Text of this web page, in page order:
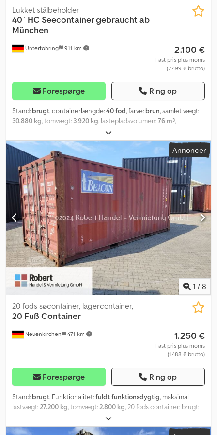
Unterföhring 911 km
Lukket stålbeholder
40` HC Seecontainer gebraucht ab
München
2.100 €
Fast pris plus moms
(2.499 € brutto)
Forespørge Ring op
Stand: brugt, containerlængde:40 fod, farve: brun, samlet vægt:
30.880 kg , tomvægt: 3.920 kg , lastepladsvolumen:76 m³
, længde af lastrum:
lastepladshøjde:2.690 mm, Skibscontainere i alle størrelser og
typer, nye og brugte – direkte fra specialisten! Crodpfx Abot A R I
Ujwsf
Annoncer
1 / 8
Neuenkirchen 471 km
20 fods søcontainer, lagercontainer,
20 Fuß Container
1.250 €
Fast pris plus moms
(1.488 € brutto)
Forespørge Ring op
Stand: brugt, Funktionalitet:fuldt funktionsdygtig, maksimal
lastvægt:27.200 kg, tomvægt:2.800 kg, 20 fods container; brugt;
adskillige sørejser gammel Vind- og vandtæt Letgående
dobbeltdøre Trægulv Med gyldig CSC-plade EOD-døre på